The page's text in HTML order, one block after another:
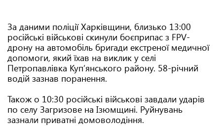
За даними поліції Харківщини, близько 13:00
російські військові скинули боєприпас з FPV-
дрону на автомобіль бригади екстреної медичної
допомоги, який їхав на виклик у селі
Петропавлівка Куп’янського району. 58-річний
водій зазнав поранення.
Також о 10:30 російські військові завдали ударів
по селу Загризове на Ізюмщині. Руйнувань
зазнали приватні домоволодіння.